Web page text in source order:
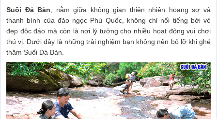
Suối Đá Bàn , nằm giữa không gian thiên nhiên hoang sơ và
thanh bình của đảo ngọc Phú Quốc, không chỉ nổi tiếng bởi vẻ
đẹp độc đáo mà còn là nơi lý tưởng cho nhiều hoạt động vui chơi
thú vị. Dưới đây là những trải nghiệm bạn không nên bỏ lỡ khi ghé
thăm Suối Đá Bàn.